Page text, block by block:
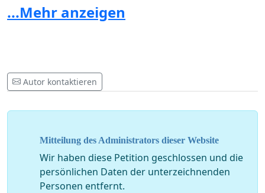
dauerhafte Öffnung dieser beiden Donau-
sieht man am Beispiel des oberösterreichischen
, das
auf
Basis einer Vereinbarung zwischen Land OÖ, Land NÖ
Kraftwerksbrücken" geöffnet ist, sowie an den
ganzjährig für Fußgänger und Radfahrer
geöffneten Donauüberführungen der
Kraftwerke Altenwörth und
...Mehr anzeigen
Autor kontaktieren
Mitteilung des Administrators dieser Website
Wir haben diese Petition geschlossen und die
persönlichen Daten der unterzeichnenden
Personen entfernt.